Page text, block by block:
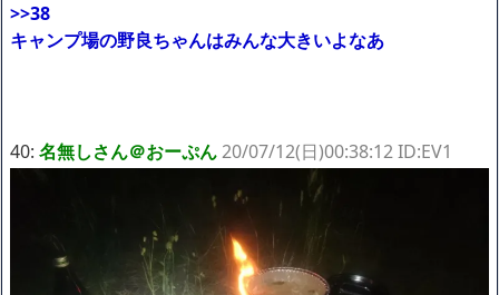
>>38
キャンプ場の野良ちゃんはみんな大きいよなあ
40: 名無しさん＠おーぷん20/07/12(日)00:38:12 ID:EV1